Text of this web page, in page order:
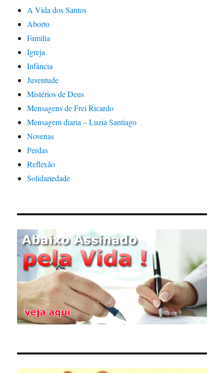
A Vida dos Santos
Aborto
Familia
Igreja
Infância
Juventude
Mistérios de Deus
Mensagens de Frei Ricardo
Mensagem diaria – Luzia Santiago
Novenas
Perdas
Reflexão
Solidariedade